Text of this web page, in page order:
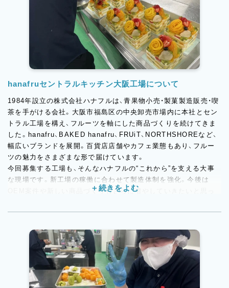
hanafruセントラルキッチン大阪工場について
1984年設立の株式会社ハナフルは、青果物小売・製菓製造販売・喫
茶を手がける会社。大阪市福島区の中央卸売市場内に本社とセン
トラル工場を構え、フルーツを軸にした商品づくりを続けてきま
した。hanafru、BAKED hanafru、FRUiT、NORTHSHOREなど、
幅広いブランドを展開。百貨店店舗やカフェ業態もあり、フルー
ツの魅力をさまざまな形で届けています。
今回募集する工場も、そんなハナフルの“これから”を支える大事
な現場です。新工場の稼働に合わせて製造体制を強化。今後は
OEM案件や新しい商品づくりもさらに増やしていきたいと思っ
菓子や冷凍対応商品などにも仕事の幅が広がっていくため、決ま
はぴったりの環境です。